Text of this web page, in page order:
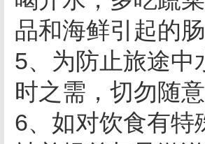
品和海鲜引起的
5、为防止旅途中
时之需，切勿随
6、如对饮食有特